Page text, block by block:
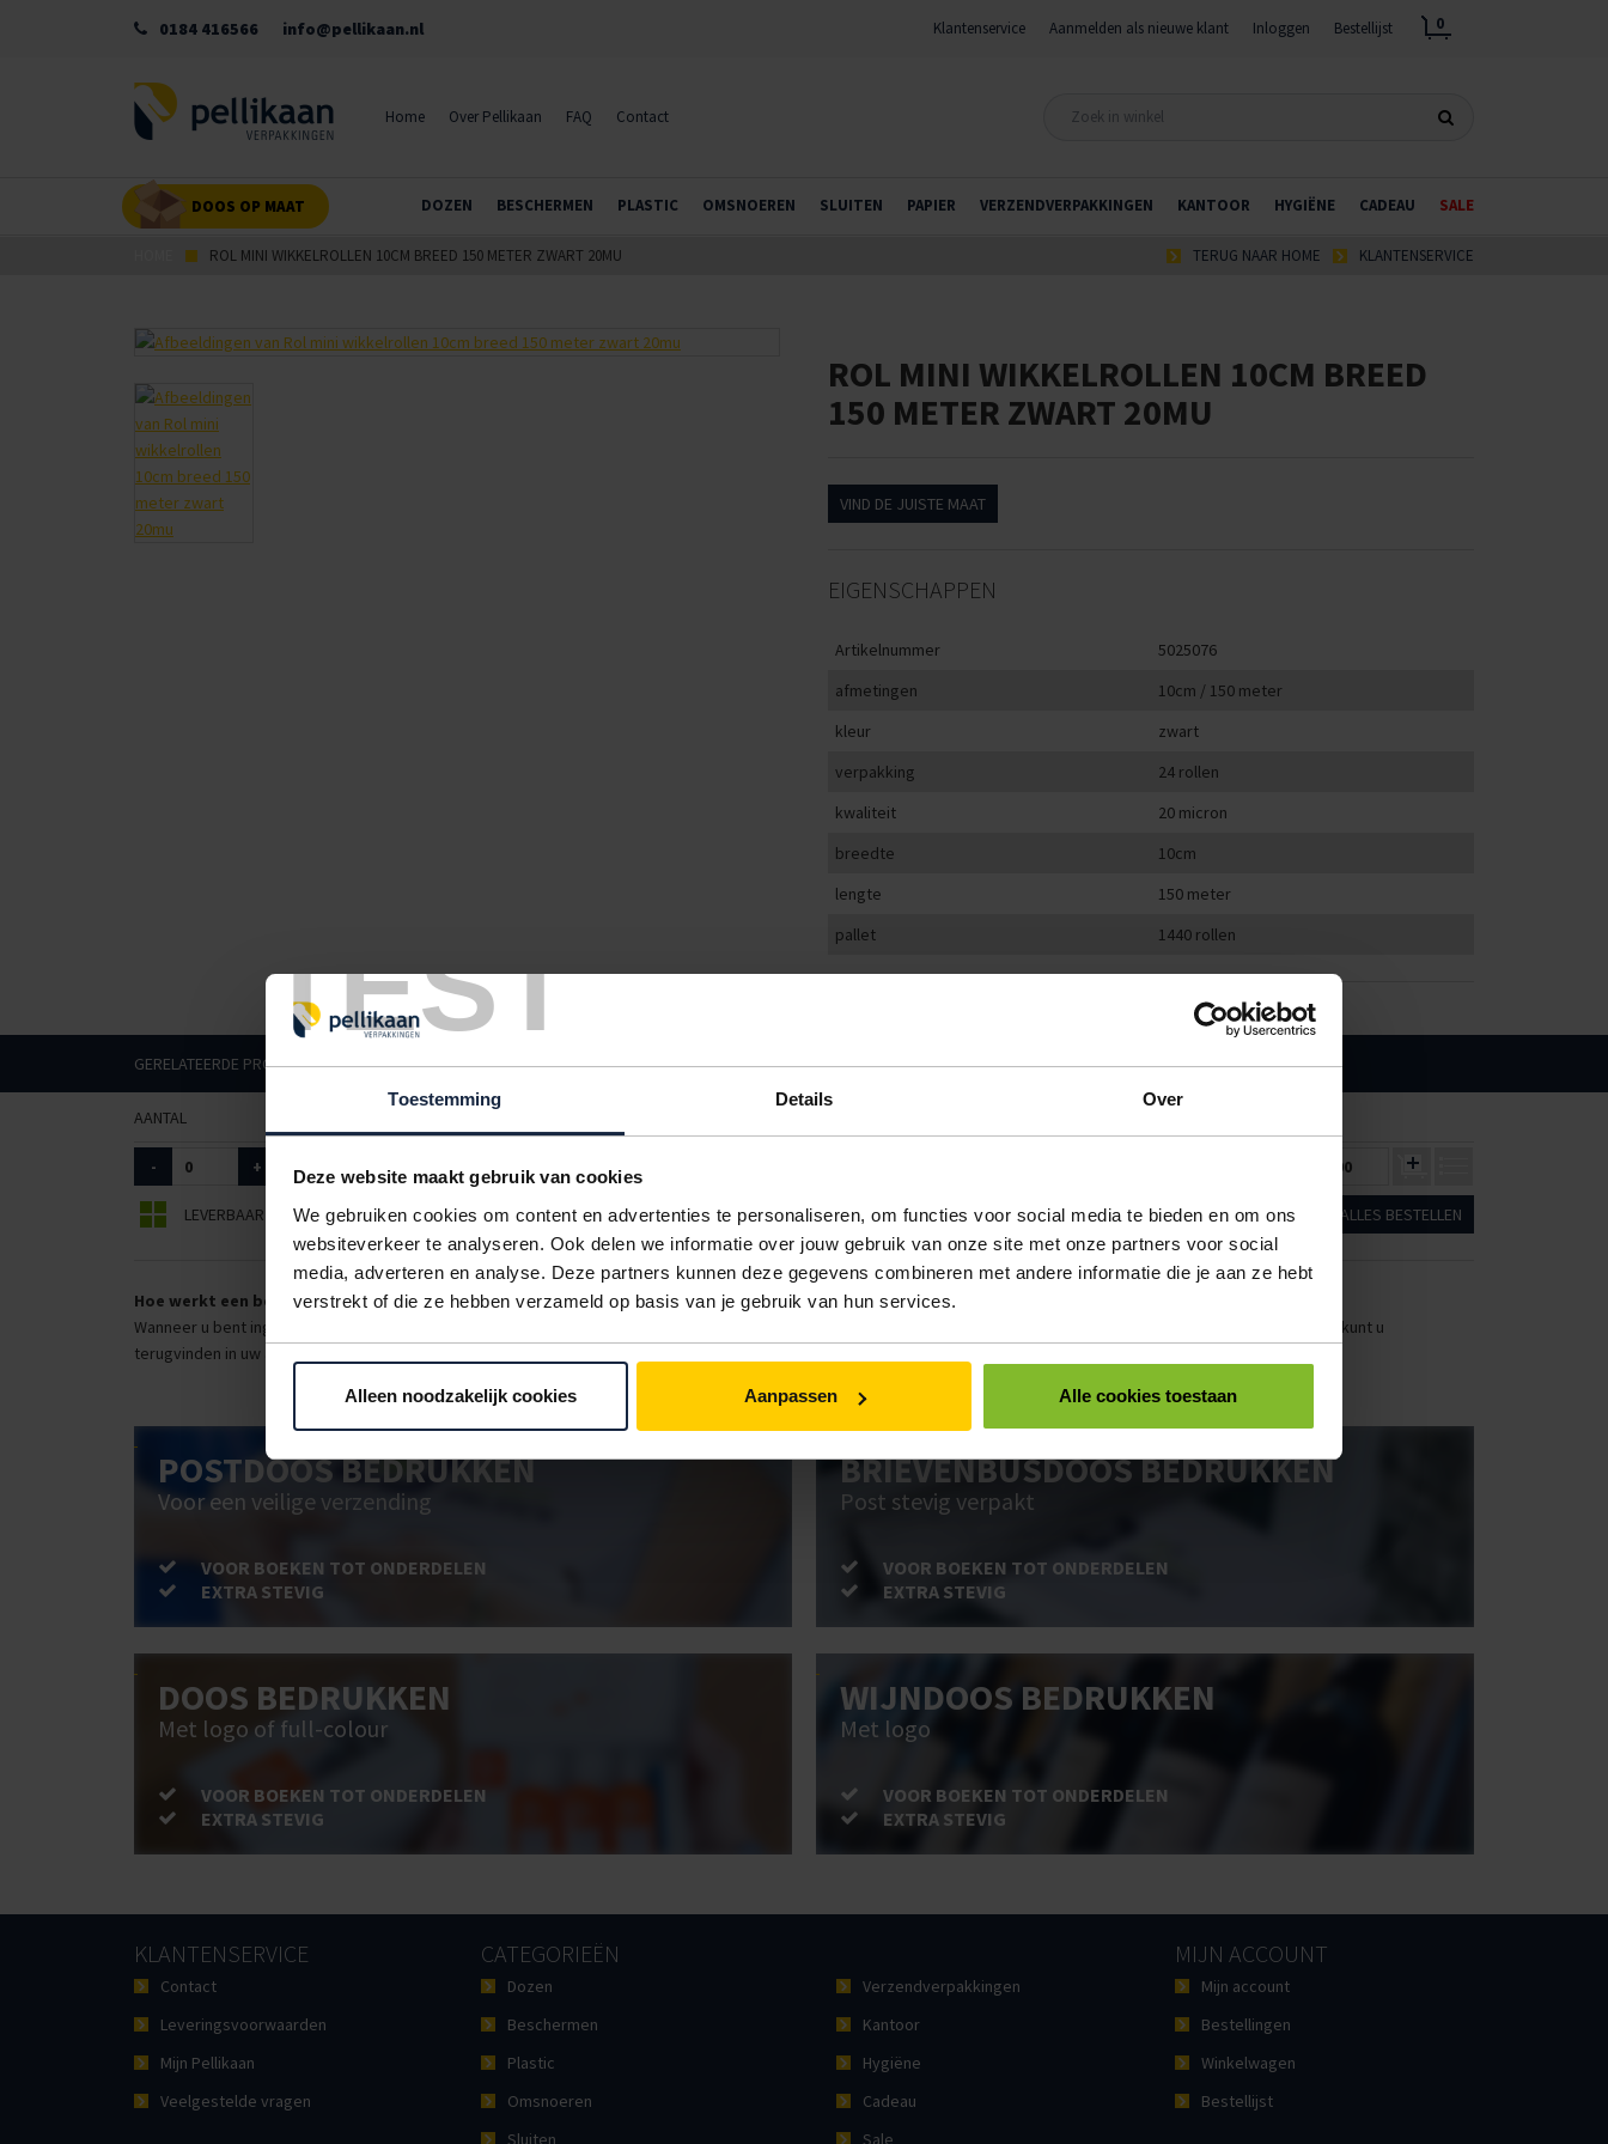
TEST
Toestemming Details Over
Deze website maakt gebruik van cookies
We gebruiken cookies om content en advertenties te personaliseren, om functies voor social media te bieden en om ons
websiteverkeer te analyseren. Ook delen we informatie over jouw gebruik van onze site met onze partners voor social
media, adverteren en analyse. Deze partners kunnen deze gegevens combineren met andere informatie die je aan ze hebt
verstrekt of die ze hebben verzameld op basis van je gebruik van hun services.
Alleen noodzakelijk cookies Aanpassen Alle cookies toestaan
0184 416566 info@pellikaan.nl Klantenservice Aanmelden als nieuwe klant Inloggen Bestellijst 0
Home Over Pellikaan FAQ Contact
DOZEN BESCHERMEN PLASTIC OMSNOEREN SLUITEN PAPIER VERZENDVERPAKKINGEN KANTOOR HYGIËNE CADEAU SALE
DOOS OP MAAT
ROL MINI WIKKELROLLEN 10CM BREED 150 METER ZWART 20MU KLANTENSERVICE
TERUG NAAR HOME
ROL MINI WIKKELROLLEN 10CM BREED
150 METER ZWART 20MU
VIND DE JUISTE MAAT
EIGENSCHAPPEN
Artikelnummer
5025076
afmetingen
10cm / 150 meter
kleur
zwart
verpakking
24 rollen
kwaliteit
20 micron
breedte
10cm
lengte
150 meter
pallet
1440 rollen
GERELATEERDE PRODUCTEN
AANTAL
- + 5025076 10cm / 150 meter €0,00
LEVERBAAR BEPERKT LEVERBAAR IN BESTELLING ALLES BESTELLEN
Hoe werkt een bestellijst?
Wanneer u bent ingelogd, kunt u een eigen bestellijst maken. Gebruik bestel- en offertelijsten om eenvoudig en snel producten te bestellen. Uw bestel- en offertelijsten kunt u
terugvinden in uw account. Dat pakt altijd goed uit voor uw administratie!
POSTDOOS BEDRUKKEN
Voor een veilige verzending
VOOR BOEKEN TOT ONDERDELEN
EXTRA STEVIG
BRIEVENBUSDOOS BEDRUKKEN
Post stevig verpakt
VOOR BOEKEN TOT ONDERDELEN
EXTRA STEVIG
DOOS BEDRUKKEN
Met logo of full-colour
VOOR BOEKEN TOT ONDERDELEN
EXTRA STEVIG
WIJNDOOS BEDRUKKEN
Met logo
VOOR BOEKEN TOT ONDERDELEN
EXTRA STEVIG
KLANTENSERVICE
Contact
Leveringsvoorwaarden
Mijn Pellikaan
Veelgestelde vragen
CATEGORIEËN
Dozen
Beschermen
Plastic
Omsnoeren
Sluiten
Verzendverpakkingen
Kantoor
Hygiëne
Cadeau
Sale
MIJN ACCOUNT
Mijn account
Bestellingen
Winkelwagen
Bestellijst